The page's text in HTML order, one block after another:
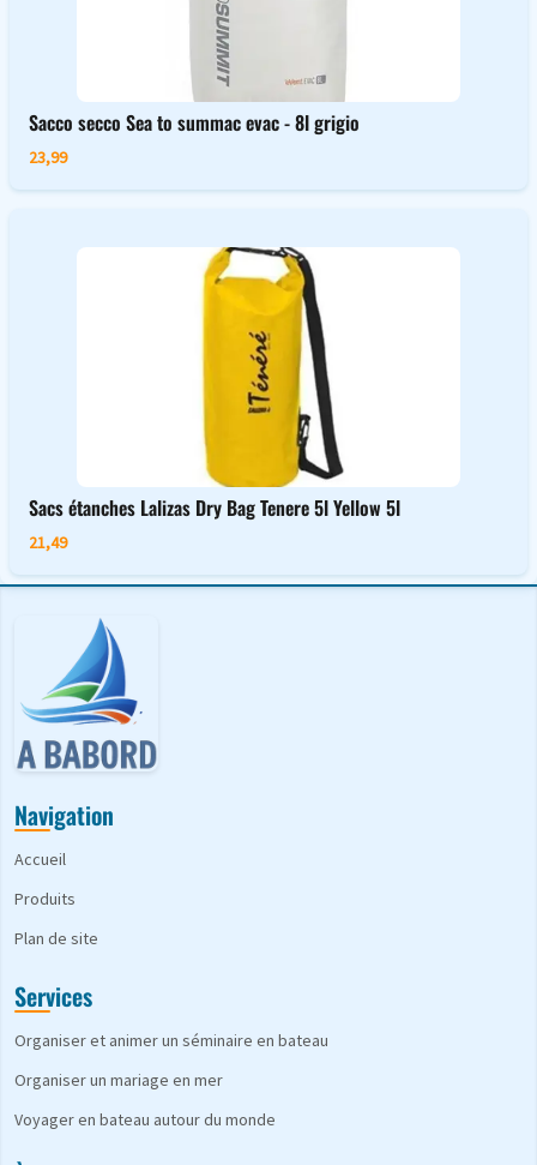
Sacco secco Sea to summac evac - 8l grigio
23,99
Sacs étanches Lalizas Dry Bag Tenere 5l Yellow 5l
21,49
Navigation
Accueil
Produits
Plan de site
Services
Organiser et animer un séminaire en bateau
Organiser un mariage en mer
Voyager en bateau autour du monde